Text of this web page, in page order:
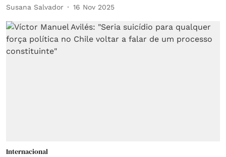
Susana Salvador 16 Nov 2025
Internacional